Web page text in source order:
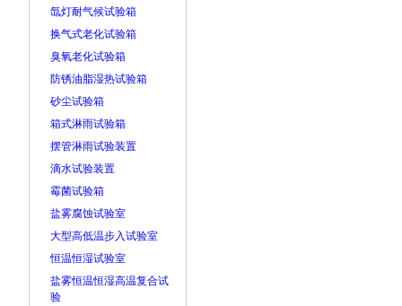
氙灯耐气候试验箱
换气式老化试验箱
臭氧老化试验箱
防锈油脂湿热试验箱
砂尘试验箱
箱式淋雨试验箱
摆管淋雨试验装置
滴水试验装置
霉菌试验箱
盐雾腐蚀试验室
大型高低温步入试验室
恒温恒湿试验室
盐雾恒温恒湿高温复合试
验